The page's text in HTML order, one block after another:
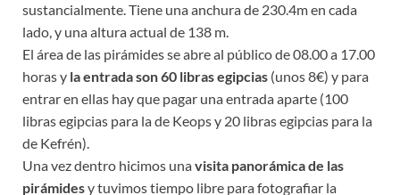
sustancialmente. Tiene una anchura de 230.4m en cada
lado, y una altura actual de 138 m.
El área de las pirámides se abre al público de 08.00 a 17.00
horas y la entrada son 60 libras egipcias (unos 8€) y para
entrar en ellas hay que pagar una entrada aparte (100
libras egipcias para la de Keops y 20 libras egipcias para la
de Kefrén).
Una vez dentro hicimos unavisita panorámica de las
pirámidesy tuvimos tiempo libre para fotografiar la